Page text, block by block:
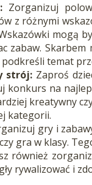
Zorganizuj
z różnymi
mogą
zabaw. Skarbem
temat
strój:Zaproś
konkurs na
kreatywny
kategorii.
gry i
gra w klasy.
również
rywalizować i